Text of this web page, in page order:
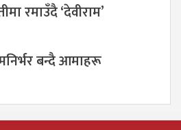
रमाउँदै ‘देवीराम’
बन्दै आमाहरू